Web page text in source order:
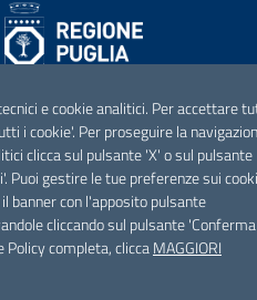
e cookie analitici. Per accettare
i cookie'. Per proseguire la
clicca sul pulsante 'X' o sul pulsante
Puoi gestire le tue preferenze sui
banner con l'apposito pulsante
cliccando sul pulsante
Policy completa, cliccaMAGGIORI
Linkedin